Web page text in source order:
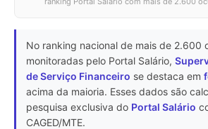
No ranking nacional de mais de 2.600
monitoradas pelo Portal Salário,
de Serviço Financeiro se destaca em
acima da maioria. Esses dados são
pesquisa exclusiva do Portal Salário
CAGED/MTE.